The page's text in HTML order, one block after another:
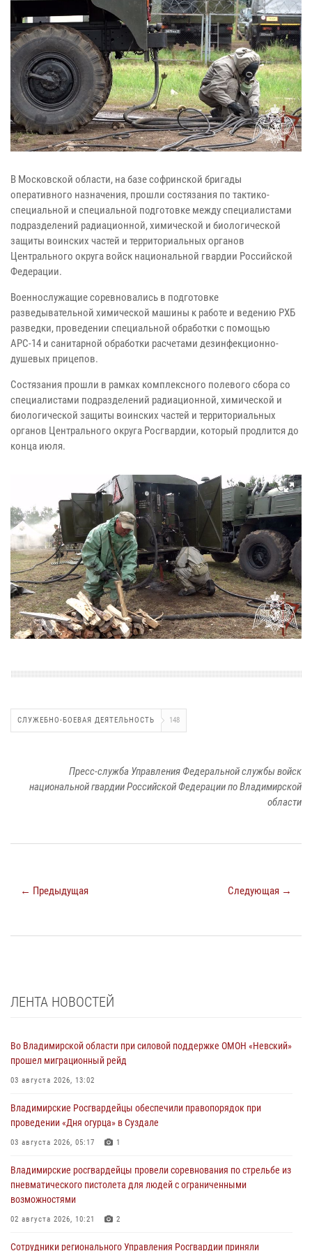
В Московской области, на базе софринской бригады
оперативного назначения, прошли состязания по тактико-
специальной и специальной подготовке между специалистами
подразделений радиационной, химической и биологической
защиты воинских частей и территориальных органов
Центрального округа войск национальной гвардии Российской
Федерации.
Военнослужащие соревновались в подготовке
разведывательной химической машины к работе и ведению РХБ
разведки, проведении специальной обработки с помощью
АРС-14 и санитарной обработки расчетами дезинфекционно-
душевых прицепов.
Состязания прошли в рамках комплексного полевого сбора со
специалистами подразделений радиационной, химической и
биологической защиты воинских частей и территориальных
органов Центрального округа Росгвардии, который продлится до
конца июля.
СЛУЖЕБНО-БОЕВАЯ ДЕЯТЕЛЬНОСТЬ 148
Пресс-служба Управления Федеральной службы войск
национальной гвардии Российской Федерации по Владимирской
области
← Предыдущая Следующая →
ЛЕНТА НОВОСТЕЙ
Во Владимирской области при силовой поддержке ОМОН «Невский»
прошел миграционный рейд
03 августа 2026, 13:02
Владимирские Росгвардейцы обеспечили правопорядок при
проведении «Дня огурца» в Суздале
03 августа 2026, 05:17 1
Владимирские росгвардейцы провели соревнования по стрельбе из
пневматического пистолета для людей с ограниченными
возможностями
02 августа 2026, 10:21 2
Сотрудники регионального Управления Росгвардии приняли